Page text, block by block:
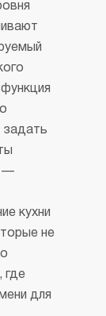
задать
—
кухни
не
где
для